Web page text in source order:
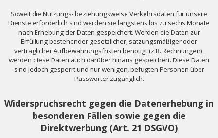
Soweit die Nutzungs- beziehungsweise Verkehrsdaten für unsere
Dienste erforderlich sind werden sie längstens bis zu sechs Monate
nach Erhebung der Daten gespeichert. Werden die Daten zur
Erfüllung bestehender gesetzlicher, satzungsmäßiger oder
vertraglicher Aufbewahrungsfristen benötigt (z.B. Rechnungen),
werden diese Daten auch darüber hinaus gespeichert. Diese Daten
sind jedoch gesperrt und nur wenigen, befugten Personen über
Passwörter zugänglich.
Widerspruchsrecht gegen die Datenerhebung in
besonderen Fällen sowie gegen die
Direktwerbung (Art. 21 DSGVO)